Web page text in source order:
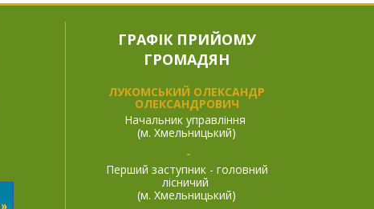
ГРАФІК ПРИЙОМУ
ГРОМАДЯН
ЛУКОМСЬКИЙ ОЛЕКСАНДР
ОЛЕКСАНДРОВИЧ
Начальник управління
(м. Хмельницький)
-
Перший заступник - головний
лісничий
(м. Хмельницький)